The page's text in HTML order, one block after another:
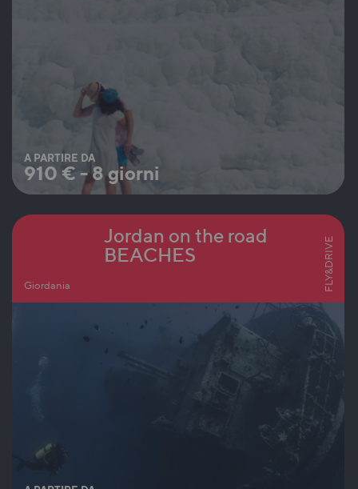
A PARTIRE DA
910 € -8 giorni
Giordania
Jordan on the road
BEACHES
FLY&DRIVE